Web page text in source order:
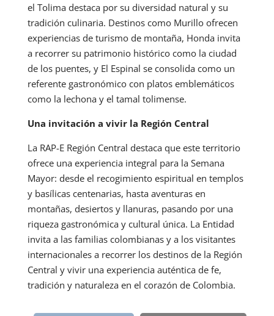
el Tolima destaca por su diversidad natural y su
tradición culinaria. Destinos como Murillo ofrecen
experiencias de turismo de montaña, Honda invita
a recorrer su patrimonio histórico como la ciudad
de los puentes, y El Espinal se consolida como un
referente gastronómico con platos emblemáticos
como la lechona y el tamal tolimense.
Una invitación a vivir la Región Central
La RAP-E Región Central destaca que este territorio
ofrece una experiencia integral para la Semana
Mayor: desde el recogimiento espiritual en templos
y basílicas centenarias, hasta aventuras en
montañas, desiertos y llanuras, pasando por una
riqueza gastronómica y cultural única. La Entidad
invita a las familias colombianas y a los visitantes
internacionales a recorrer los destinos de la Región
Central y vivir una experiencia auténtica de fe,
tradición y naturaleza en el corazón de Colombia.